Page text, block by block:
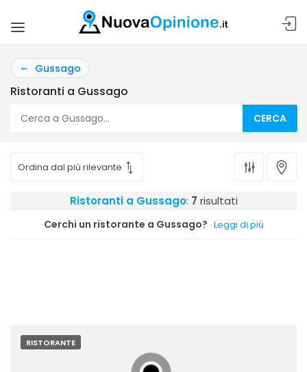
Gussago
Ristoranti a Gussago
CERCA
Ristoranti a Gussago: 7 risultati
Cerchi un ristorante a Gussago? Leggi di più
RISTORANTE